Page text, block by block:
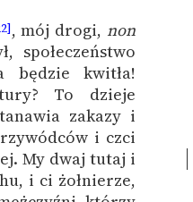
, mój drogi,non
społeczeństwo
będzie kwitła!
To dzieje
zakazy i
i czci
My dwaj tutaj i
i ci żołnierze,